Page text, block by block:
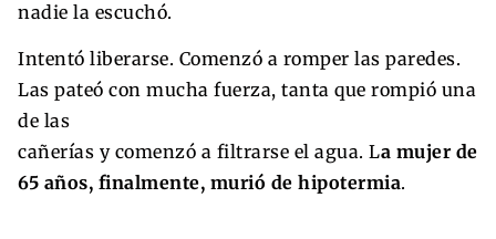
nadie la escuchó.
Intentó liberarse. Comenzó a romper las paredes.
Las pateó con mucha fuerza, tanta que rompió una
de las
cañerías y comenzó a filtrarse el agua. La mujer de
65 años, finalmente, murió de hipotermia.